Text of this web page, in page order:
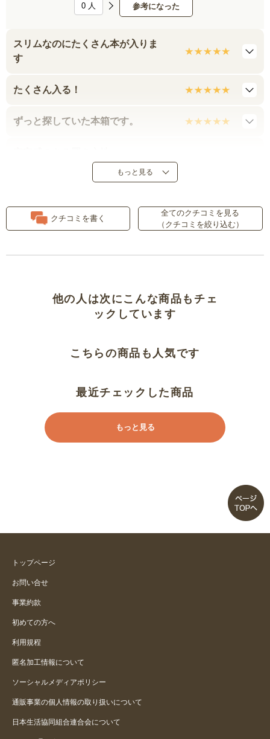
参考になった
0 人
スリムなのにたくさん本が入りま
す
たくさん入る！
ずっと探していた本箱です。
ちょうどいい大きさ
完成品なのですぐに使えます
作りは良い
使いやすい。しっかりしてる。
しっかりしています
ぴったり！
重くて運ぶのに苦労したけど、気
に入ってます！
もっと見る
クチコミを書く
全てのクチコミを見る
（クチコミを絞り込む）
他の人は次にこんな商品もチェ
ックしています
こちらの商品も人気です
最近チェックした商品
もっと見る
トップページ
お問い合せ
事業約款
初めての方へ
利用規程
匿名加工情報について
ソーシャルメディアポリシー
通販事業の個人情報の取り扱いについて
日本生活協同組合連合会について